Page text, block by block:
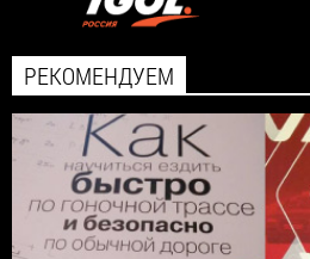
РЕКОМЕНДУЕМ